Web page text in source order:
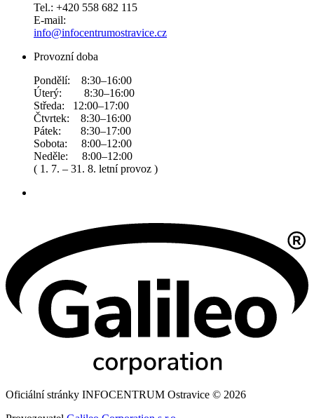
Tel.: +420 558 682 115
E-mail:
info@infocentrumostravice.cz
Provozní doba
Pondělí: 8:30–16:00
Úterý: 8:30–16:00
Středa: 12:00–17:00
Čtvrtek: 8:30–16:00
Pátek: 8:30–17:00
Sobota: 8:00–12:00
Neděle: 8:00–12:00
( 1. 7. – 31. 8. letní provoz )
Oficiální stránky INFOCENTRUM Ostravice © 2026